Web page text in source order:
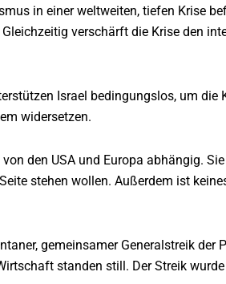
in einer weltweiten, tiefen Krise
verschärft die Krise den
Israel bedingungslos, um die
widersetzen.
den USA und Europa abhängig.
stehen wollen. Außerdem ist
gemeinsamer Generalstreik der
standen still. Der Streik